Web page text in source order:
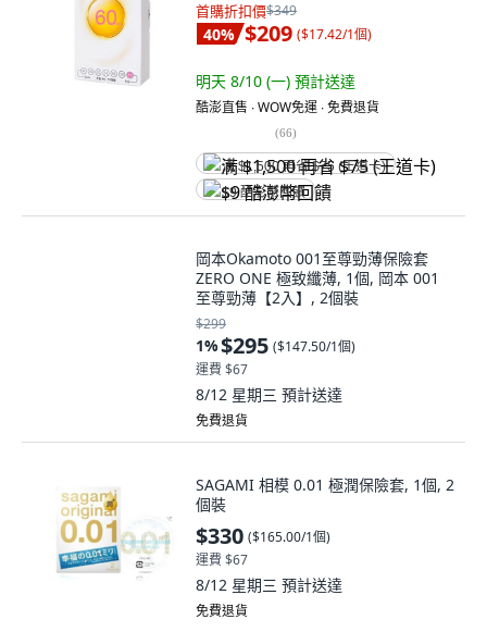
首購折扣價$349
40% $209 ($17.42/1個)
明天 8/10 (一) 預計送達
酷澎直售 ∙ WOW免運 ∙ 免費退貨
(66)
满 $1,500 再省 $75 (王道卡)
$9 酷澎幣回饋
岡本Okamoto 001至尊勁薄保險套
ZERO ONE 極致纖薄, 1個, 岡本 001
至尊勁薄【2入】, 2個裝
$299
1%$295 ($147.50/1個)
運費 $67
8/12 星期三 預計送達
免費退貨
SAGAMI 相模 0.01 極潤保險套, 1個, 2
個裝
$330 ($165.00/1個)
運費 $67
8/12 星期三 預計送達
免費退貨